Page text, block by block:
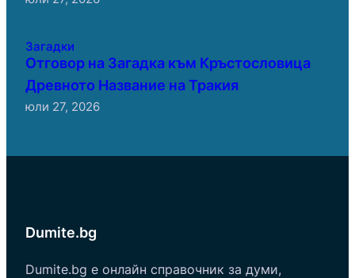
Загадки
Отговор на Загадка към Кръстословица
Древното Название на Тракия
юли 27, 2026
Dumite.bg
Dumite.bg е онлайн справочник за думи,